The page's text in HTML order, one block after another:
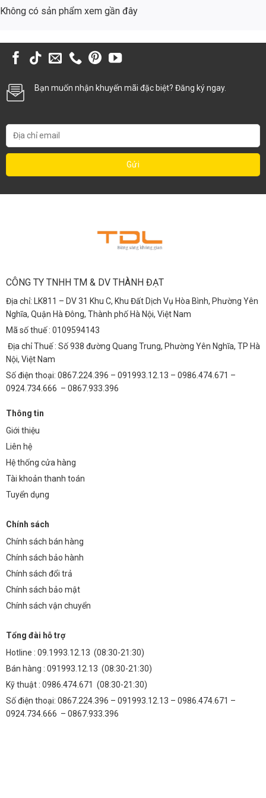
Đèn LED không chứa các chất độc hại như thủy ngân, chì, giúp bảo vệ
sức khỏe và môi trường.
Văn Phòng, Công Sở
phòng, công sở, phòng làm việc, giúp tạo ra một môi trường làm việc
chuyên nghiệp, thoải mái và hiệu quả.
Trường Học, Trung Tâm Đào Tạo
Đèn cung cấp ánh sáng chất lượng cao, giúp học sinh, sinh viên tập
trung học tập và làm việc.
Cửa Hàng, Showroom
Đèn giúp làm nổi bật sản phẩm, thu hút khách hàng và tạo ấn tượng
Nhà Hàng, Khách Sạn
Đèn tạo ra không gian ấm cúng, sang trọng và lãng mạn.
Quang Truyền Thống
Để minh họa rõ hơn về lợi ích kinh tế của đèn TDL-DTVP72, chúng ta
hãy so sánh chi phí sử dụng trong vòng 5 năm với đèn huỳnh quang
2.000 VNĐ/kWh và thời gian sử dụng trung bình là 8 giờ/ngày.
Đèn Huỳnh Quang Truyền Thống (72W tương đương):
Công suất tiêu thụ: 72W
Tổng số giờ sử dụng: 14600 giờ
Tổng điện năng tiêu thụ: 14600 giờ * 72W = 1.051.200 Wh =
1.051,2 kWh
Chi phí điện: 1.051,2 kWh * 2.000 VNĐ/kWh = 2.102.400 VNĐ
Công suất tiêu thụ: 72W
Thời gian sử dụng: 5 năm (1825 ngày)
Tổng số giờ sử dụng: 14600 giờ
Tổng điện năng tiêu thụ: 14600 giờ * 72W = 1.051.200 Wh =
Chi phí thay thế đèn (do tuổi thọ cao, có thể không cần thay thế): 0
Tổng chi phí: 2.102.400 VNĐ
Không có sản phẩm xem gần đây
Bạn muốn nhận khuyến mãi đặc biệt? Đăng ký ngay.
CÔNG TY TNHH TM & DV THÀNH ĐẠT
Địa chỉ: LK811 – DV 31 Khu C, Khu Đất Dịch Vụ Hòa Bình, Phường Yên
Nghĩa, Quận Hà Đông, Thành phố Hà Nội, Việt Nam
Mã số thuế : 0109594143
Địa chỉ Thuế : Số 938 đường Quang Trung, Phường Yên Nghĩa, TP Hà
Nội, Việt Nam
Số điện thoại: 0867.224.396 – 091993.12.13 – 0986.474.671 –
0924.734.666 – 0867.933.396
Thông tin
Giới thiệu
Liên hệ
Hệ thống cửa hàng
Tài khoản thanh toán
Tuyển dụng
Chính sách
Chính sách bán hàng
Chính sách bảo hành
Chính sách đổi trả
Chính sách bảo mật
Chính sách vận chuyển
Tổng đài hỗ trợ
Hotline : 09.1993.12.13 (08:30-21:30)
Bán hàng : 091993.12.13 (08:30-21:30)
Kỹ thuật : 0986.474.671 (08:30-21:30)
Số điện thoại: 0867.224.396 – 091993.12.13 – 0986.474.671 –
0924.734.666 – 0867.933.396